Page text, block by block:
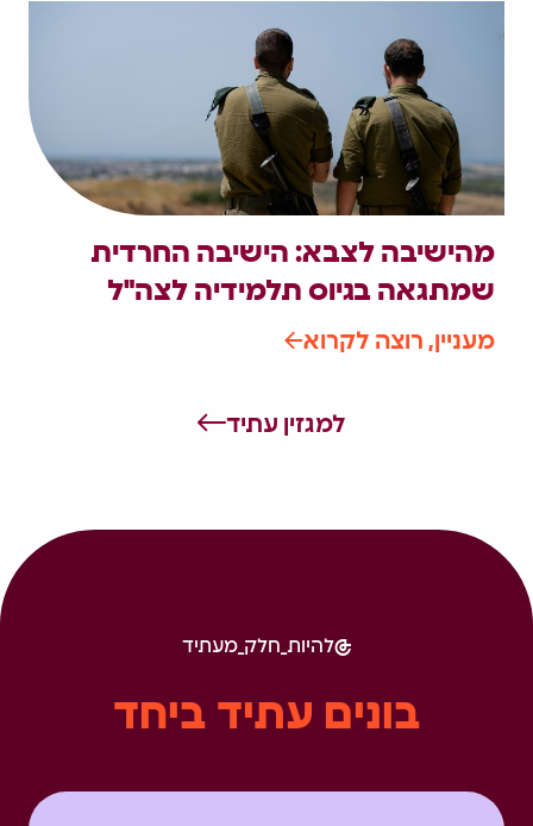
מהישיבה לצבא: הישיבה החרדית
שמתגאה בגיוס תלמידיה לצה"ל
מעניין, רוצה לקרוא
למגזין עתיד
להיות_חלק_מעתיד
בונים עתיד ביחד